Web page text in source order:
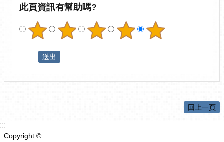
此頁資訊有幫助嗎?
回上一頁
:::
Copyright ©